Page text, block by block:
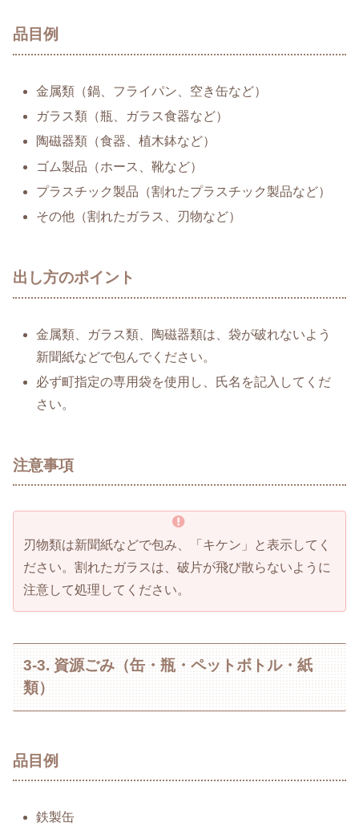
品目例
金属類（鍋、フライパン、空き缶など）
ガラス類（瓶、ガラス食器など）
陶磁器類（食器、植木鉢など）
ゴム製品（ホース、靴など）
プラスチック製品（割れたプラスチック製品など）
その他（割れたガラス、刃物など）
出し方のポイント
金属類、ガラス類、陶磁器類は、袋が破れないよう
新聞紙などで包んでください。
必ず町指定の専用袋を使用し、氏名を記入してくだ
さい。
注意事項
刃物類は新聞紙などで包み、「キケン」と表示してく
ださい。割れたガラスは、破片が飛び散らないように
注意して処理してください。
3-3. 資源ごみ（缶・瓶・ペットボトル・紙
類）
品目例
鉄製缶